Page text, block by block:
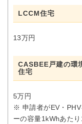
LCCM住宅
13万円
CASBEE戸建の環
住宅
5万円
※ 申請者がEV・PHV
ーの容量1kWhあた